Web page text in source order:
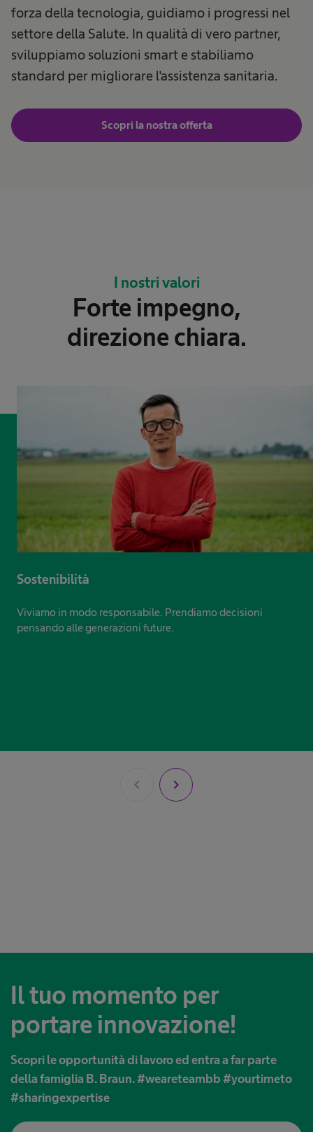
forza della tecnologia, guidiamo i progressi nel
settore della Salute. In qualità di vero partner,
sviluppiamo soluzioni smart e stabiliamo
standard per migliorare l'assistenza sanitaria.
Scopri la nostra offerta
I nostri valori
Forte impegno,
direzione chiara.
Sostenibilità
Viviamo in modo responsabile. Prendiamo decisioni
pensando alle generazioni future.
chevron_left chevron_right
Il tuo momento per
portare innovazione!
Scopri le opportunità di lavoro ed entra a far parte
della famiglia B. Braun. #weareteambb #yourtimeto
#sharingexpertise